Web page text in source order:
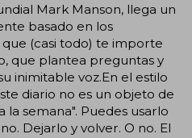
Mark Manson, llega un
basado en los
(casi todo) te importe
que plantea preguntas y
inimitable voz.En el estilo
diario no es un objeto de
la semana". Puedes usarlo
Dejarlo y volver. O no. El